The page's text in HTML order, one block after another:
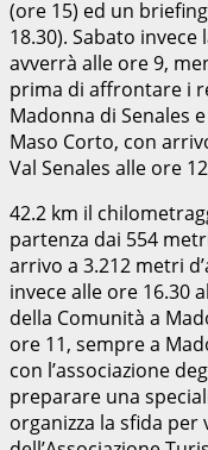
(ore 15) ed un
18.30). Sabato
avverrà alle ore 9,
prima di affrontare i
Madonna di Senales
Maso Corto, con
Val Senales alle ore
42.2 km il
partenza dai 554
arrivo a 3.212 metri
invece alle ore 16.30
della Comunità a
ore 11, sempre a
con l’associazione
preparare una
organizza la sfida